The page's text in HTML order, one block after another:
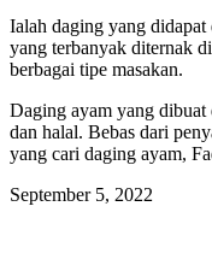
Ialah daging yang
yang terbanyak diternak
berbagai tipe masakan.
Daging ayam yang dibuat
dan halal. Bebas dari
yang cari daging ayam,
September 5, 2022